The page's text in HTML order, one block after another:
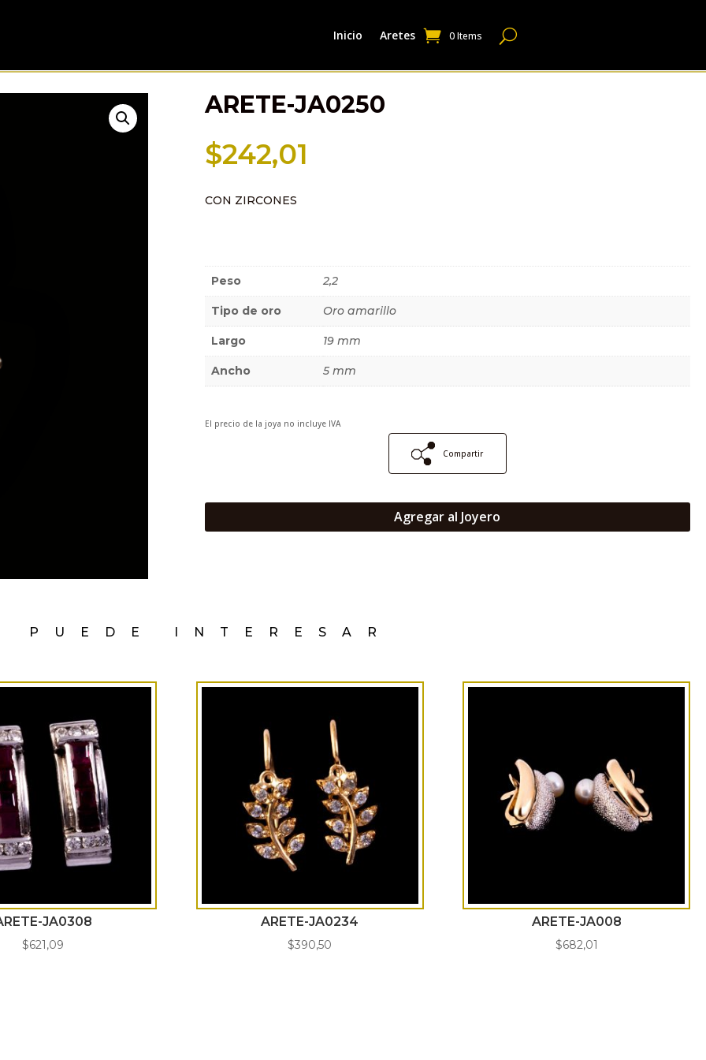
Inicio Aretes 0 Items
ARETE-JA0250
$242,01
CON ZIRCONES
Peso 2,2
Tipo de oro Oro amarillo
Largo 19 mm
Ancho 5 mm
El precio de la joya no incluye IVA
Compartir
Agregar al Joyero
PUEDE INTERESAR
JA0308
$621,09
ARETE-JA0234
$390,50
ARETE-JA008
$682,01